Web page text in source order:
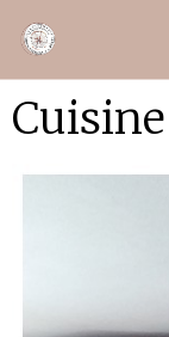
Cuisine